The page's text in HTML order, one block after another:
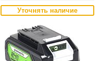
Уточнять наличие